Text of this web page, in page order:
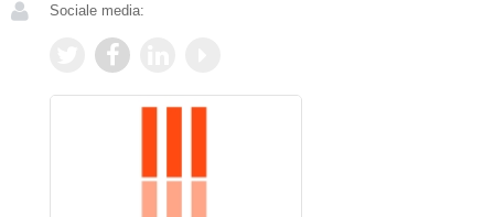
Sociale media: